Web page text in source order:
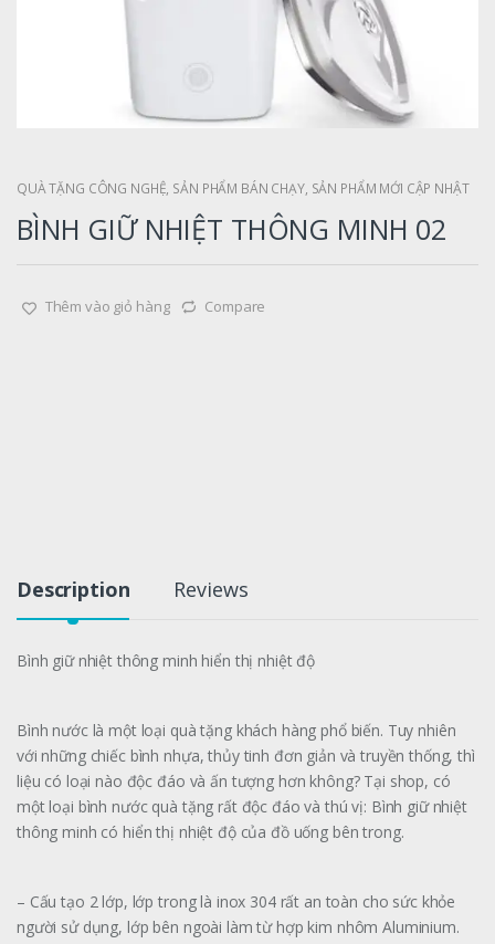
QUÀ TẶNG CÔNG NGHỆ, SẢN PHẨM BÁN CHẠY, SẢN PHẨM MỚI CẬP NHẬT
BÌNH GIỮ NHIỆT THÔNG MINH 02
Thêm vào giỏ hàng Compare
Description Reviews
Bình giữ nhiệt thông minh hiển thị nhiệt độ
Bình nước là một loại quà tặng khách hàng phổ biến. Tuy nhiên
với những chiếc bình nhựa, thủy tinh đơn giản và truyền thống, thì
liệu có loại nào độc đáo và ấn tượng hơn không? Tại shop, có
một loại bình nước quà tặng rất độc đáo và thú vị: Bình giữ nhiệt
thông minh có hiển thị nhiệt độ của đồ uống bên trong.
– Cấu tạo 2 lớp, lớp trong là inox 304 rất an toàn cho sức khỏe
người sử dụng, lớp bên ngoài làm từ hợp kim nhôm Aluminium.